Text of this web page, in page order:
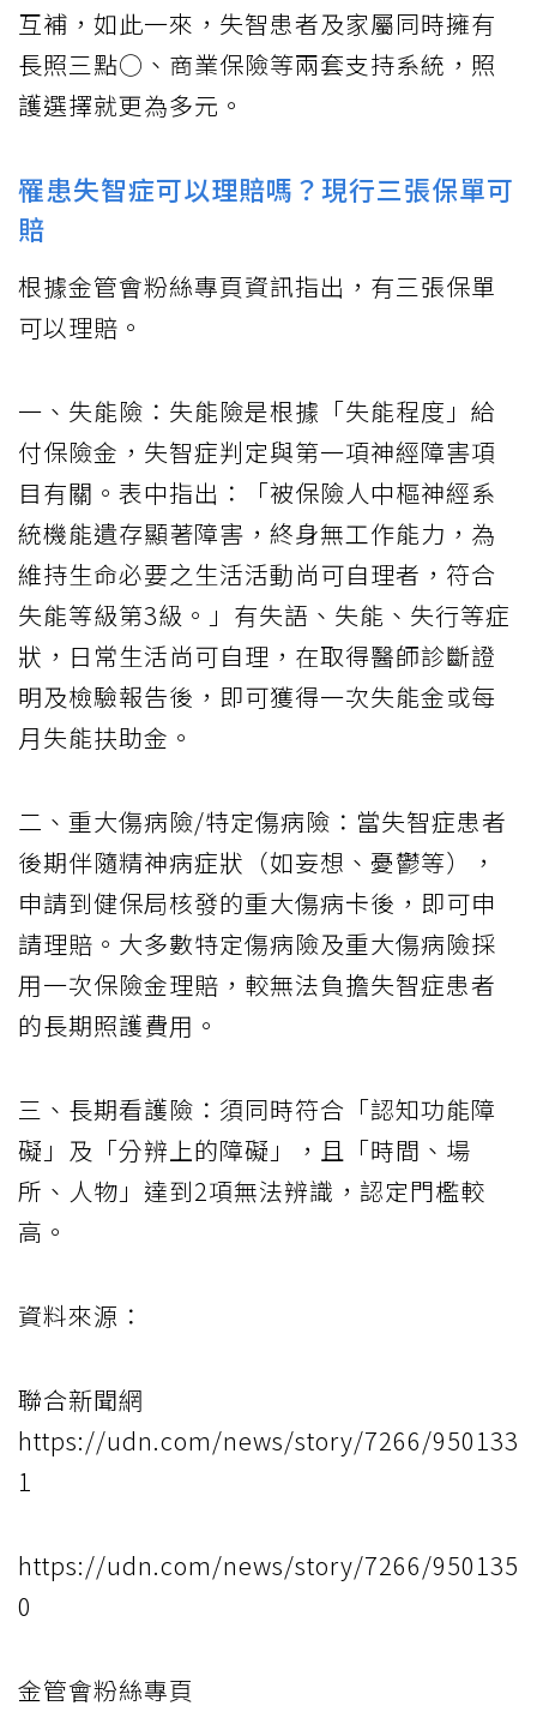
互補，如此一來，失智患者及家屬同時擁有
長照三點○、商業保險等兩套支持系統，照
護選擇就更為多元。
罹患失智症可以理賠嗎？現行三張保單可
賠
根據金管會粉絲專頁資訊指出，有三張保單
可以理賠。
一、失能險：失能險是根據「失能程度」給
付保險金，失智症判定與第一項神經障害項
目有關。表中指出：「被保險人中樞神經系
統機能遺存顯著障害，終身無工作能力，為
維持生命必要之生活活動尚可自理者，符合
失能等級第3級。」有失語、失能、失行等症
狀，日常生活尚可自理，在取得醫師診斷證
明及檢驗報告後，即可獲得一次失能金或每
月失能扶助金。
二、重大傷病險/特定傷病險：當失智症患者
後期伴隨精神病症狀（如妄想、憂鬱等），
申請到健保局核發的重大傷病卡後，即可申
請理賠。大多數特定傷病險及重大傷病險採
用一次保險金理賠，較無法負擔失智症患者
的長期照護費用。
三、長期看護險：須同時符合「認知功能障
礙」及「分辨上的障礙」，且「時間、場
所、人物」達到2項無法辨識，認定門檻較
高。
資料來源：
聯合新聞網
https://udn.com/news/story/7266/950133
1
https://udn.com/news/story/7266/950135
0
金管會粉絲專頁